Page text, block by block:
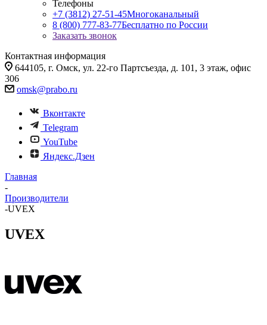
Телефоны
+7 (3812) 27-51-45Многоканальный
8 (800) 777-83-77Бесплатно по России
Заказать звонок
Контактная информация
644105, г. Омск, ул. 22-го Партсъезда, д. 101, 3 этаж, офис
306
omsk@prabo.ru
Вконтакте
Telegram
YouTube
Яндекс.Дзен
Главная
-
Производители
-UVEX
UVEX